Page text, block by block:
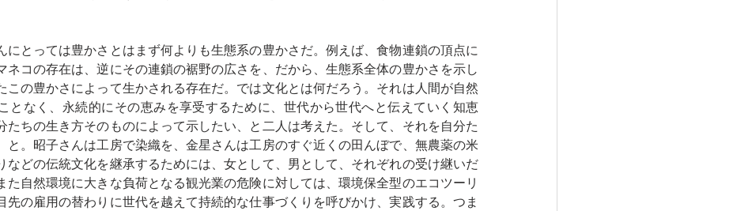
にとっては豊かさとはまず何よりも生態系の豊かさだ。例えば、食物連鎖の頂点に
ネコの存在は、逆にその連鎖の裾野の広さを、だから、生態系全体の豊かさを示し
この豊かさによって生かされる存在だ。では文化とは何だろう。それは人間が自然
となく、永続的にその恵みを享受するために、世代から世代へと伝えていく知恵
たちの生き方そのものによって示したい、と二人は考えた。そして、それを自分た
と。昭子さんは工房で染織を、金星さんは工房のすぐ近くの田んぼで、無農薬の米
などの伝統文化を継承するためには、女として、男として、それぞれの受け継いだ
た自然環境に大きな負荷となる観光業の危険に対しては、環境保全型のエコツーリ
先の雇用の替わりに世代を越えて持続的な仕事づくりを呼びかけ、実践する。つま